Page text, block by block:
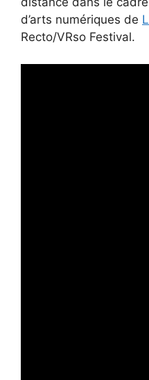
d’arts numériques de
Recto/VRso Festival.